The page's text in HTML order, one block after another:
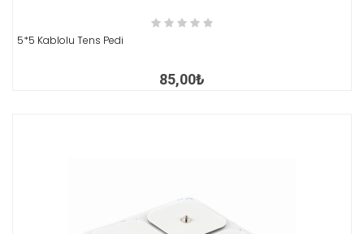
5*5 Kablolu Tens Pedi
85,00₺